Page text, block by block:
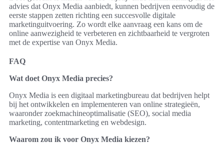
advies dat Onyx Media aanbiedt, kunnen bedrijven eenvoudig de
eerste stappen zetten richting een succesvolle digitale
marketinguitvoering. Zo wordt elke aanvraag een kans om de
online aanwezigheid te verbeteren en zichtbaarheid te vergroten
met de expertise van Onyx Media.
FAQ
Wat doet Onyx Media precies?
Onyx Media is een digitaal marketingbureau dat bedrijven helpt
bij het ontwikkelen en implementeren van online strategieën,
waaronder zoekmachineoptimalisatie (SEO), social media
marketing, contentmarketing en webdesign.
Waarom zou ik voor Onyx Media kiezen?